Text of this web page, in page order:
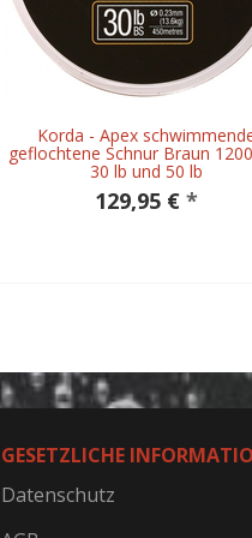
Korda - Apex
geflochtene Schnur Braun
30 lb und 50 lb
129,95 € *
GESETZLICHE
Datenschutz